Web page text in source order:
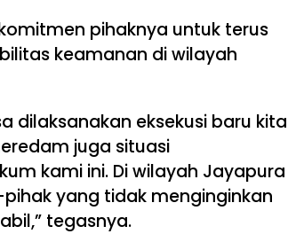
pihaknya untuk terus
keamanan di wilayah
dilaksanakan eksekusi baru kita
juga situasi
kami ini. Di wilayah Jayapura
yang tidak menginginkan
tegasnya.